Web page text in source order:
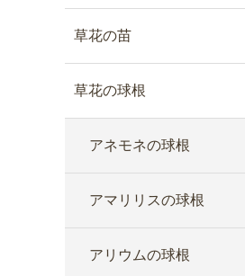
草花の苗
草花の球根
アネモネの球根
アマリリスの球根
アリウムの球根